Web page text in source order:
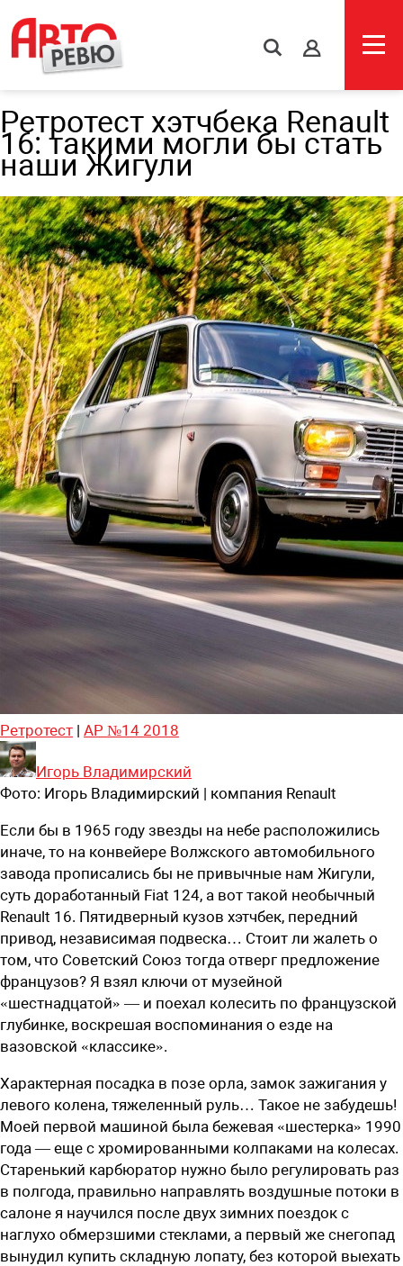
s
Ретротест хэтчбека Renault
16: такими могли бы стать
наши Жигули
Ретротест | АР №14 2018
Игорь Владимирский
Фото: Игорь Владимирский | компания Renault
Если бы в 1965 году звезды на небе расположились
иначе, то на конвейере Волжского автомобильного
завода прописались бы не привычные нам Жигули,
суть доработанный Fiat 124, а вот такой необычный
Renault 16. Пятидверный кузов хэтчбек, передний
привод, независимая подвеска… Стоит ли жалеть о
том, что Советский Союз тогда отверг предложение
французов? Я взял ключи от музейной
«шестнадцатой» — и поехал колесить по французской
глубинке, воскрешая воспоминания о езде на
вазовской «классике».
Характерная посадка в позе орла, замок зажигания у
левого колена, тяжеленный руль… Такое не забудешь!
Моей первой машиной была бежевая «шестерка» 1990
года — еще с хромированными колпаками на колесах.
Старенький карбюратор нужно было регулировать раз
в полгода, правильно направлять воздушные потоки в
салоне я научился после двух зимних поездок с
наглухо обмерзшими стеклами, а первый же снегопад
вынудил купить складную лопату, без которой выехать